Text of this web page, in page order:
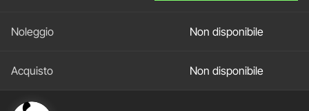
Non disponibile
Non disponibile